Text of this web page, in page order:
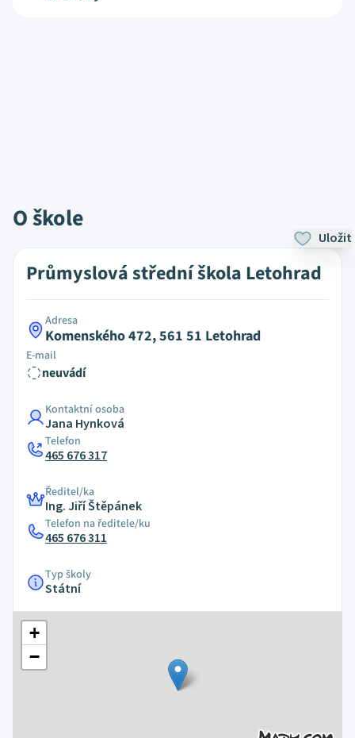
O škole
Uložit
Průmyslová střední škola Letohrad
Adresa
Komenského 472, 561 51 Letohrad
E-mail
neuvádí
Kontaktní osoba
Jana Hynková
Telefon
465 676 317
Ředitel/ka
Ing. Jiří Štěpánek
Telefon na ředitele/ku
465 676 311
Typ školy
Státní
+
−